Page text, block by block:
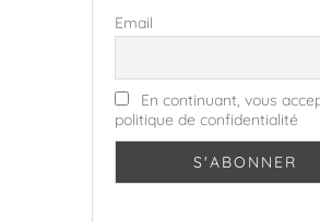
Email
En continuant, vous
politique de confidentialité